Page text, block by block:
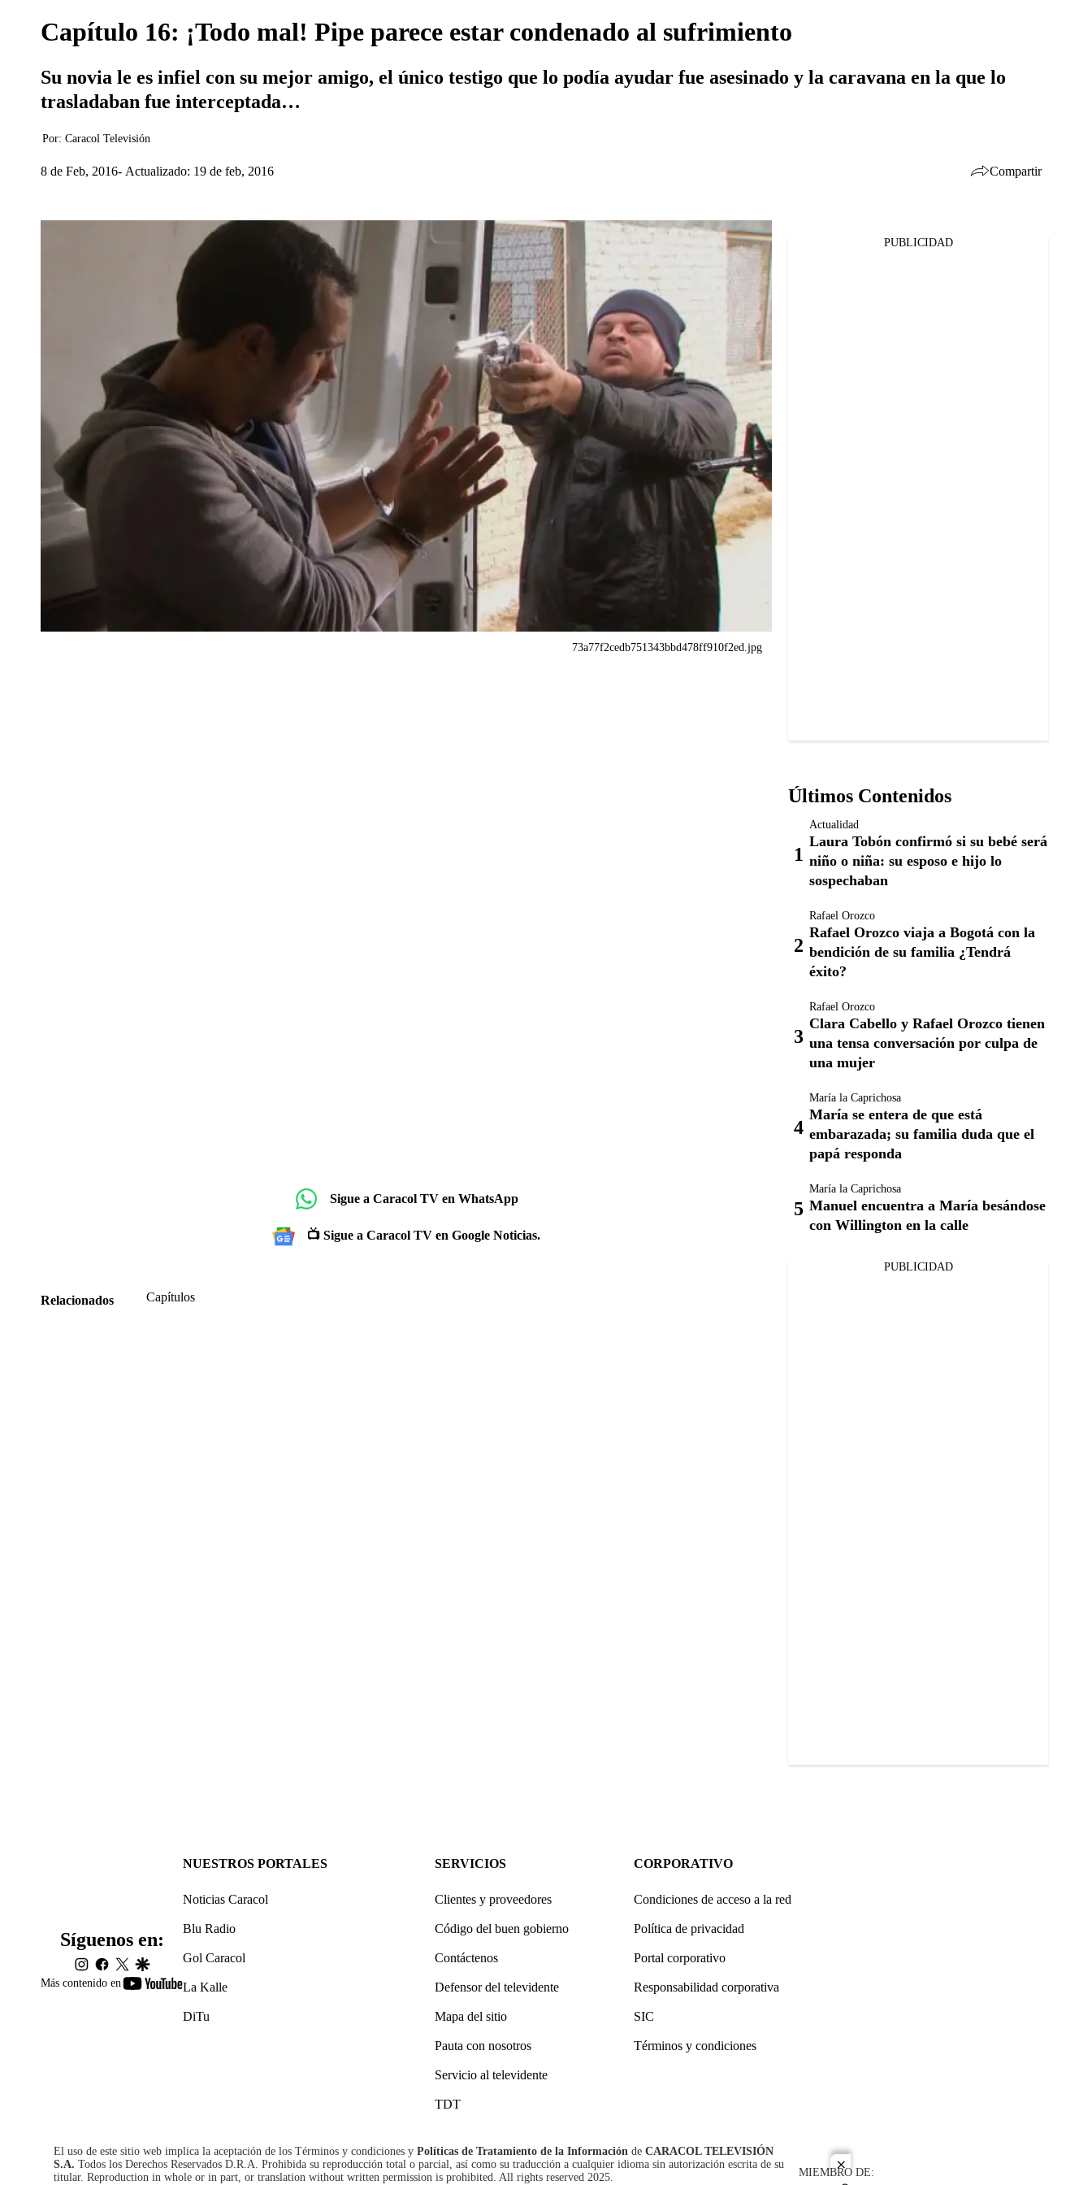
close
Capítulo 16: ¡Todo mal! Pipe parece estar condenado al sufrimiento
Su novia le es infiel con su mejor amigo, el único testigo que lo podía ayudar fue asesinado y la caravana en la que lo
trasladaban fue interceptada…
Por: Caracol Televisión
8 de Feb, 2016 Actualizado: 19 de feb, 2016 Compartir
Facebook
73a77f2cedb751343bbd478ff910f2ed.jpg
Sigue a Caracol TV en WhatsApp
📺 Sigue a Caracol TV en Google Noticias.
Relacionados Capítulos
PUBLICIDAD
Últimos Contenidos
Actualidad
Laura Tobón confirmó si su bebé será
niño o niña: su esposo e hijo lo
sospechaban
Rafael Orozco
Rafael Orozco viaja a Bogotá con la
bendición de su familia ¿Tendrá
éxito?
Rafael Orozco
Clara Cabello y Rafael Orozco tienen
una tensa conversación por culpa de
una mujer
María la Caprichosa
María se entera de que está
embarazada; su familia duda que el
papá responda
María la Caprichosa
Manuel encuentra a María besándose
con Willington en la calle
PUBLICIDAD
Más contenido en
youtube-
Síguenos en:
instagram
facebook
twittergoogle
NUESTROS PORTALES
Noticias Caracol
Blu Radio
Gol Caracol
La Kalle
DiTu
SERVICIOS
Clientes y proveedores
Código del buen gobierno
Contáctenos
Defensor del televidente
Mapa del sitio
Pauta con nosotros
Servicio al televidente
TDT
CORPORATIVO
Condiciones de acceso a la red
Política de privacidad
Portal corporativo
Responsabilidad corporativa
SIC
Términos y condiciones
El uso de este sitio web implica la aceptación de los Términos y condiciones y Políticas de Tratamiento de la Información de CARACOL TELEVISIÓN
S.A. Todos los Derechos Reservados D.R.A. Prohibida su reproducción total o parcial, así como su traducción a cualquier idioma sin autorización escrita de su
titular. Reproduction in whole or in part, or translation without written permission is prohibited. All rights reserved 2025.
MIEMBRO DE: